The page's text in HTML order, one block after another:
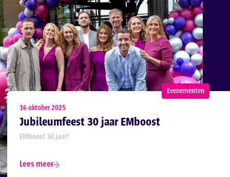
Evenementen
16 oktober 2025
Jubileumfeest 30 jaar EMboost
EMboost 30 jaar!
Lees meer